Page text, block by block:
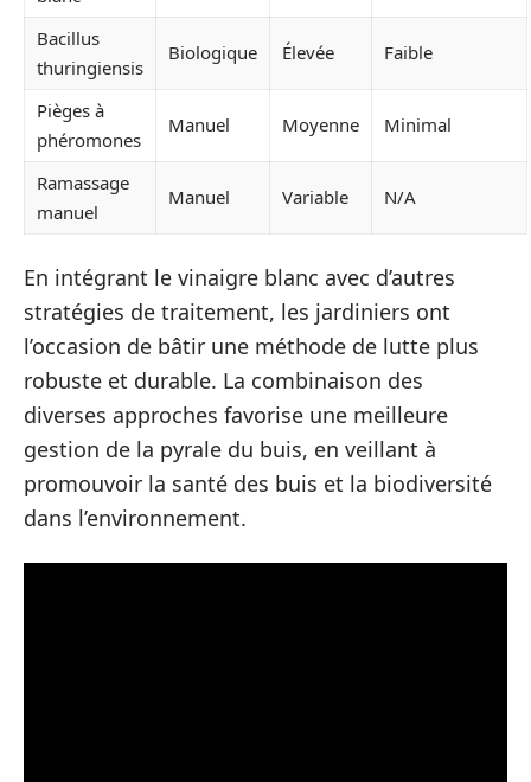
Bacillus
thuringiensis
Biologique Élevée Faible
Pièges à
phéromones
Manuel Moyenne Minimal
Ramassage
manuel
Manuel Variable N/A
En intégrant le vinaigre blanc avec d’autres
stratégies de traitement, les jardiniers ont
l’occasion de bâtir une méthode de lutte plus
robuste et durable. La combinaison des
diverses approches favorise une meilleure
gestion de la pyrale du buis, en veillant à
promouvoir la santé des buis et la biodiversité
dans l’environnement.